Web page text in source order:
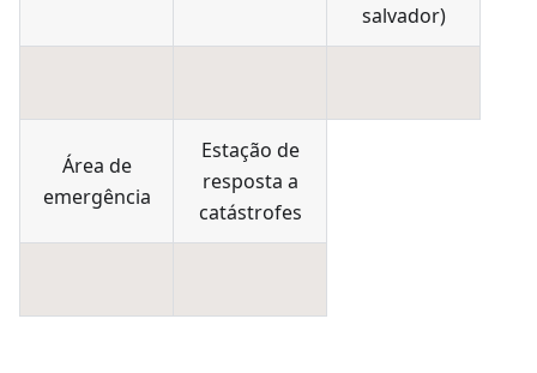
salvador)
Área de
emergência
Estação de
resposta a
catástrofes